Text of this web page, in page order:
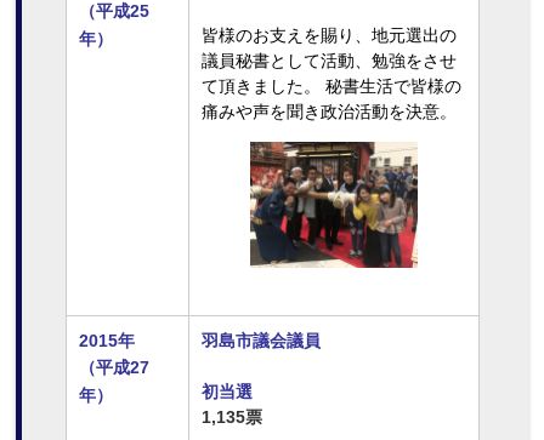
（平成25
年）
皆様のお支えを賜り、地元選出の
議員秘書として活動、勉強をさせ
て頂きました。 秘書生活で皆様の
痛みや声を聞き政治活動を決意。
2015年
（平成27
年）
羽島市議会議員
初当選
1,135票